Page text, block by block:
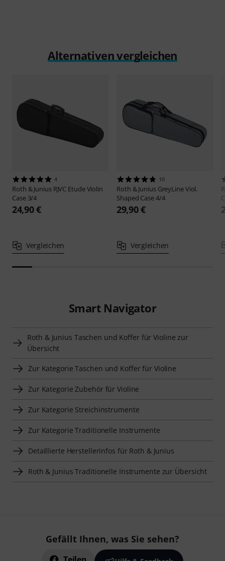
Alternativen vergleichen
4
Roth & Junius RJVC Etude Violin
Case 3/4
24,90 €
Vergleichen
10
Roth & Junius GreyLine Viol.
Shaped Case 4/4
29,90 €
Vergleichen
Smart Navigator
Roth & Junius Taschen und Koffer für Violine zur
Übersicht
Zur Kategorie Taschen und Koffer für Violine
Zur Kategorie Zubehör für Violine
Zur Kategorie Streichinstrumente
Zur Kategorie Traditionelle Instrumente
Detaillierte Herstellerinfos für Roth & Junius
Roth & Junius Traditionelle Instrumente zur Übersicht
Gefällt Ihnen, was Sie sehen?